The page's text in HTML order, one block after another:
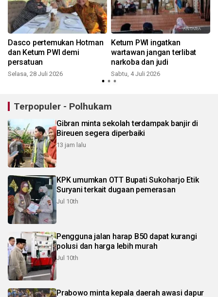
Dasco pertemukan Hotman
dan Ketum PWI demi
persatuan
Selasa, 28 Juli 2026
Ketum PWI ingatkan
wartawan jangan terlibat
narkoba dan judi
Sabtu, 4 Juli 2026
Terpopuler - Polhukam
Gibran minta sekolah terdampak banjir di
Bireuen segera diperbaiki
13 jam lalu
KPK umumkan OTT Bupati Sukoharjo Etik
Suryani terkait dugaan pemerasan
Jul 10th
Pengguna jalan harap B50 dapat kurangi
polusi dan harga lebih murah
Jul 10th
Prabowo minta kepala daerah awasi dapur